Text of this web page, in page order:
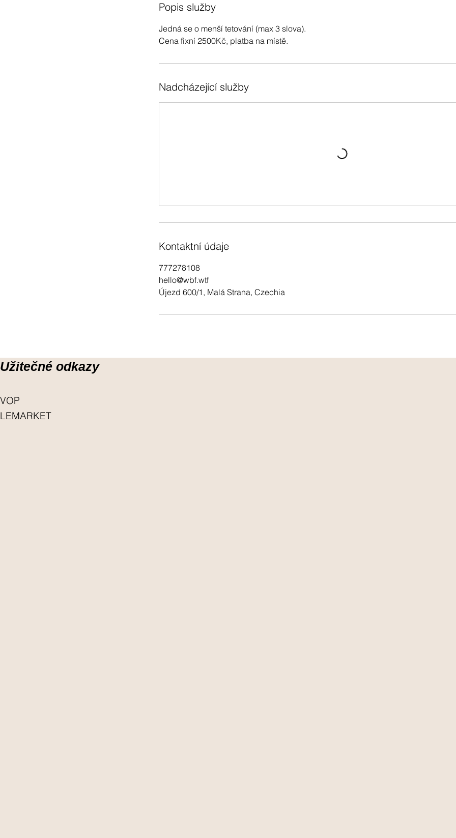
Popis služby
Jedná se o menší tetování (max 3 slova).
Cena fixní 2500Kč, platba na místě.
Nadcházející služby
Kontaktní údaje
777278108
hello@wbf.wtf
Újezd 600/1, Malá Strana, Czechia
Užitečné odkazy
VOP
LEMARKET